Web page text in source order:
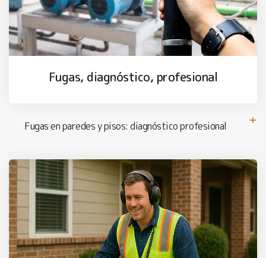
Fugas, diagnóstico, profesional
Fugas en paredes y pisos: diagnóstico profesional